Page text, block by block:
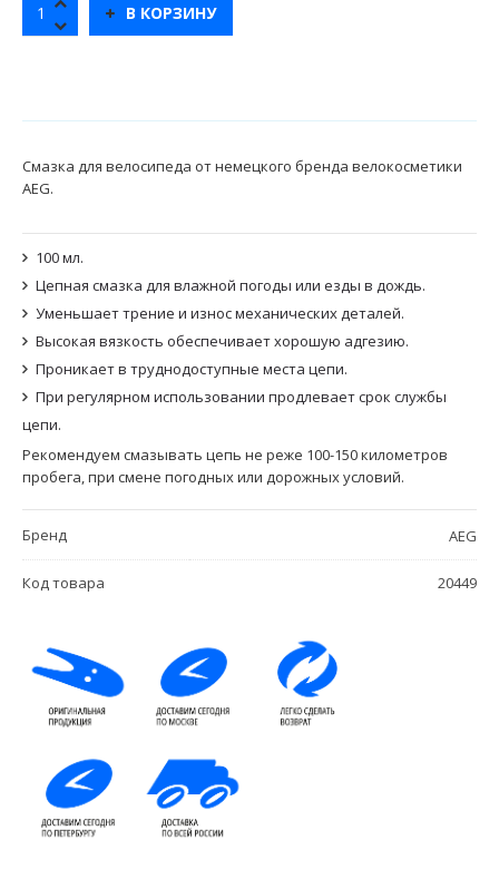
В КОРЗИНУ
Смазка для велосипеда от немецкого бренда велокосметики
AEG.
100 мл.
Цепная смазка для влажной погоды или езды в дождь.
Уменьшает трение и износ механических деталей.
Высокая вязкость обеспечивает хорошую адгезию.
Проникает в труднодоступные места цепи.
При регулярном использовании продлевает срок службы
цепи.
Рекомендуем смазывать цепь не реже 100-150 километров
пробега, при смене погодных или дорожных условий.
Бренд AEG
Код товара 20449